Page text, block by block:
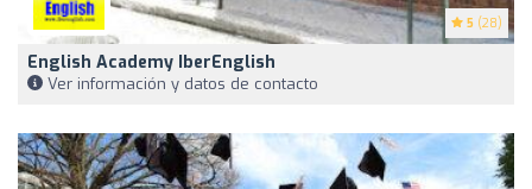
5 (28)
English Academy IberEnglish
Ver información y datos de contacto